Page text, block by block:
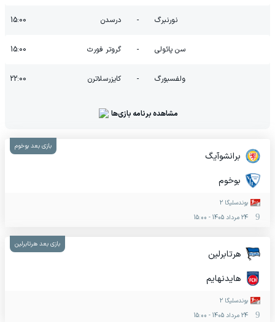
نورنبرگ - درسدن 15:00
سن پائولی - گروتر فورث 15:00
ولفسبورگ - کایزرسلاترن 22:00
مشاهده برنامه بازی‌ها
برانشوآیگ
بوخوم
بوندسلیگا 2
24 مرداد 1405
-
15:00
بازی بعد بوخوم
هرتابرلین
هایدنهایم
بوندسلیگا 2
24 مرداد 1405
-
15:00
بازی بعد هرتابرلین